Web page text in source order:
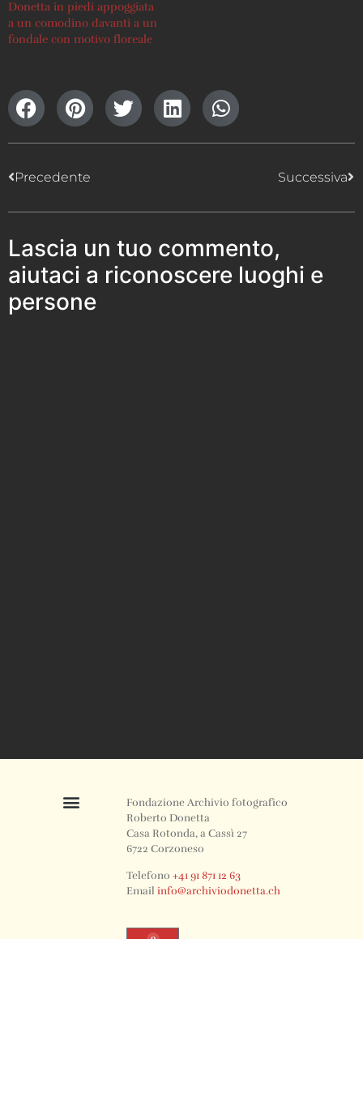
Donetta in piedi appoggiata
a un comodino davanti a un
fondale con motivo floreale
Precedente Successiva
Lascia un tuo commento,
aiutaci a riconoscere luoghi e
persone
Fondazione Archivio fotografico
Roberto Donetta
Casa Rotonda, a Cassì 27
6722 Corzoneso
Telefono+41 91 871 12 63
Emailinfo@archiviodonetta.ch
0